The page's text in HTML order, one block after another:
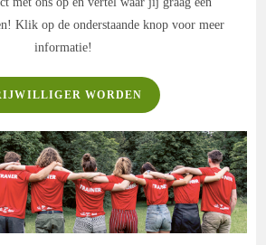
Klik op de onderstaande knop voor meer
informatie!
WORDEN